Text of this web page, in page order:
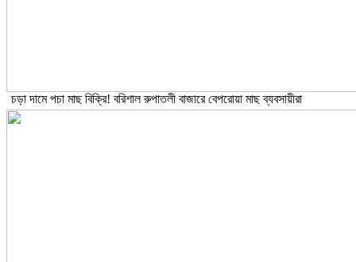
চড়া দামে পচা মাছ বিক্রি! বরিশাল রুপাতলী বাজারে বেপরোয়া মাছ ব্যবসায়ীরা